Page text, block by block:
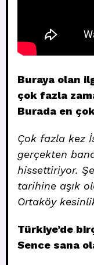
Buraya olan
çok fazla
Burada en
Çok fazla kez
gerçekten
hissettiriyor.
tarihine aşık
Ortaköy
Türkiye’de
Sence sana